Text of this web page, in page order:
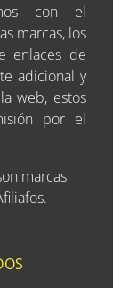
con el
marcas, los
enlaces de
adicional y
web, estos
por el
marcas